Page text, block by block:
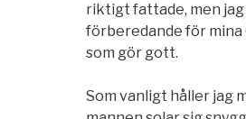
riktigt fattade, men jag
förberedande för mina
som gör gott.
Som vanligt håller jag